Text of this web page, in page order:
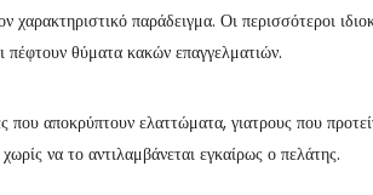
χαρακτηριστικό παράδειγμα. Οι περισσότεροι
πέφτουν θύματα κακών επαγγελματιών.
που αποκρύπτουν ελαττώματα, γιατρους που
να το αντιλαμβάνεται εγκαίρως ο πελάτης.